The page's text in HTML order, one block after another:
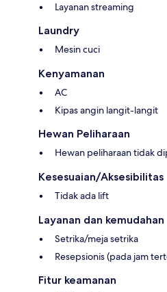
Layanan streaming
Laundry
Mesin cuci
Kenyamanan
AC
Kipas angin langit-langit
Hewan Peliharaan
Hewan peliharaan tidak
Kesesuaian/Aksesibilitas
Tidak ada lift
Layanan dan kemudahan
Setrika/meja setrika
Resepsionis (pada jam
Fitur keamanan